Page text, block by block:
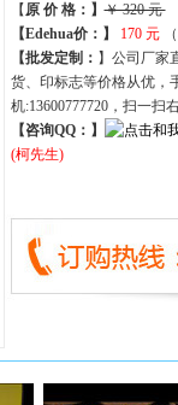
【 原 价 格： 】￥ 320 元
【Edehua价：】
170 元
【批发定制： 】公司厂家
货、印标志等价格从优，
机:13600777720，扫一扫
【咨询QQ：】
(柯先生)